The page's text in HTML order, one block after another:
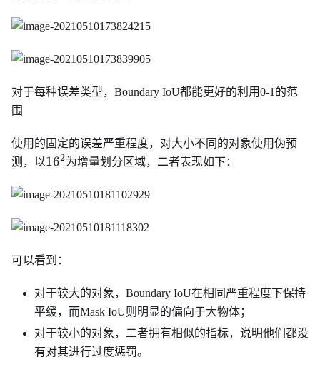
对于每种误差类型，Boundary IoU都能更好的利用0-1的范
围
使用的固定的误差严重程度，对大小不同的对象使用伪预
测，以16^2
162为增量划分区域，二者表现如下：
可以看到：
对于较大的对象，Boundary IoU在相同严重程度下保持
平缓，而Mask IoU则明显的偏向于大物体；
对于较小的对象，二者拥有相似的指标，说明他们都没
有对其进行过度惩罚。